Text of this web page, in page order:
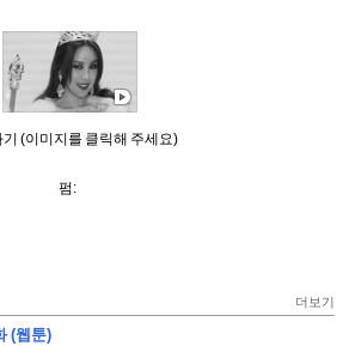
기 (이미지를 클릭해 주세요)
펌:
더보기
(웹툰)